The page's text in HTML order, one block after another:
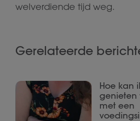
welverdiende tijd weg.
Gerelateerde
Hoe kan
genieten
met een